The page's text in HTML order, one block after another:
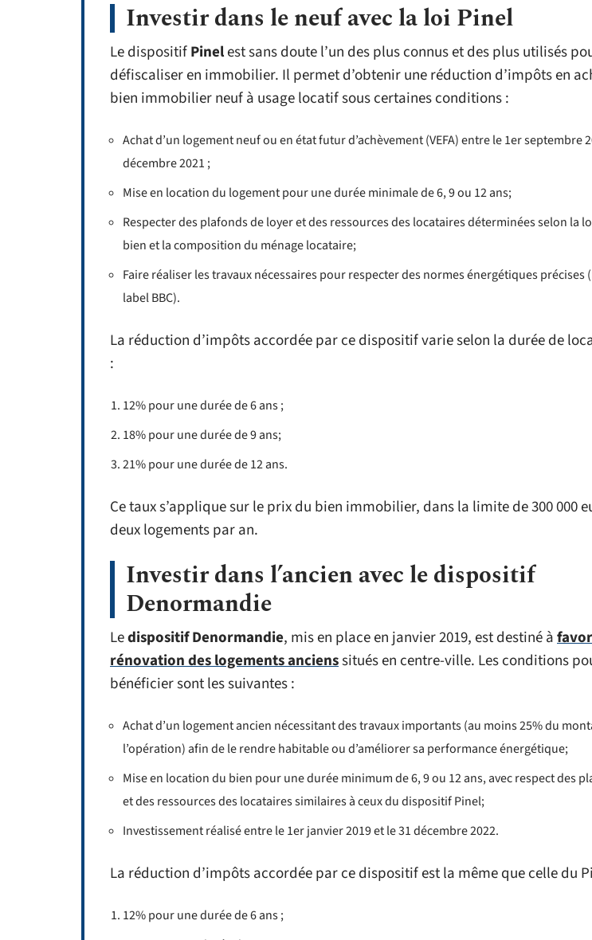
Investir dans le neuf avec la loi Pinel
Le dispositifPinelest sans doute l’un des plus connus et des plus utilisés
défiscaliser en immobilier. Il permet d’obtenir une réduction d’impôts en
bien immobilier neuf à usage locatif sous certaines conditions :
Achat d’un logement neuf ou en état futur d’achèvement (VEFA) entre le 1er septembre
décembre 2021 ;
Mise en location du logement pour une durée minimale de 6, 9 ou 12 ans;
Respecter des plafonds de loyer et des ressources des locataires déterminées selon la
bien et la composition du ménage locataire;
Faire réaliser les travaux nécessaires pour respecter des normes énergétiques précises
label BBC).
La réduction d’impôts accordée par ce dispositif varie selon la durée de
:
12% pour une durée de 6 ans ;
18% pour une durée de 9 ans;
21% pour une durée de 12 ans.
Ce taux s’applique sur le prix du bien immobilier, dans la limite de 300 000
deux logements par an.
Investir dans l’ancien avec le dispositif
Denormandie
Ledispositif Denormandie, mis en place en janvier 2019, est destiné à
rénovation des logements ancienssitués en centre-ville. Les conditions
bénéficier sont les suivantes :
Achat d’un logement ancien nécessitant des travaux importants (au moins 25% du
l’opération) afin de le rendre habitable ou d’améliorer sa performance énergétique;
Mise en location du bien pour une durée minimum de 6, 9 ou 12 ans, avec respect des
et des ressources des locataires similaires à ceux du dispositif Pinel;
Investissement réalisé entre le 1er janvier 2019 et le 31 décembre 2022.
La réduction d’impôts accordée par ce dispositif est la même que celle du
12% pour une durée de 6 ans ;